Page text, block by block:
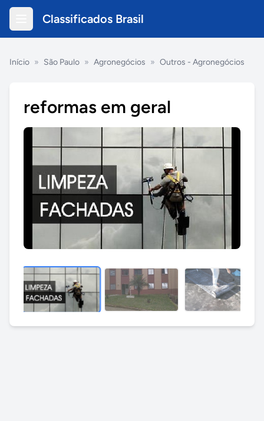
Classificados Brasil
Início » São Paulo » Agronegócios » Outros - Agronegócios
reformas em geral